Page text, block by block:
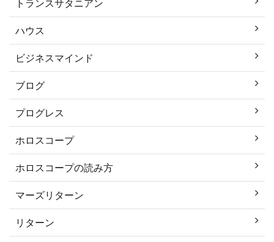
トランスサタニアン
ハウス
ビジネスマインド
ブログ
プログレス
ホロスコープ
ホロスコープの読み方
マーズリターン
リターン